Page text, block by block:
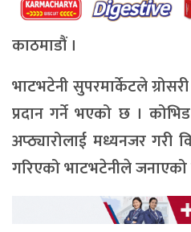
काठमाडौं ।
भाटभटेनी सुपरमार्केटले
प्रदान गर्ने भएको छ ।
अप्ठ्यारोलाई मध्यनजर गरी
गरिएको भाटभटेनीले जनाएको